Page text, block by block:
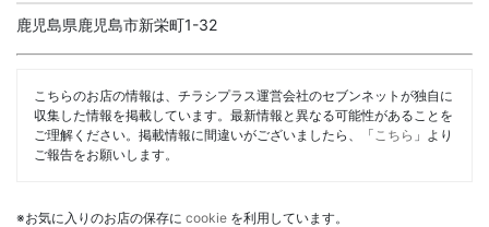
鹿児島県鹿児島市新栄町1-32
こちらのお店の情報は、チラシプラス運営会社のセブンネットが独自に
収集した情報を掲載しています。最新情報と異なる可能性があることを
ご理解ください。掲載情報に間違いがございましたら、「 こちら 」より
ご報告をお願いします。
※お気に入りのお店の保存に cookie を利用しています。